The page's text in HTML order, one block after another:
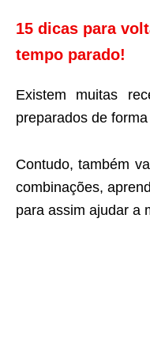
15 dicas para
tempo parado!
Existem muitas
preparados de
Contudo, também
combinações,
para assim ajudar a